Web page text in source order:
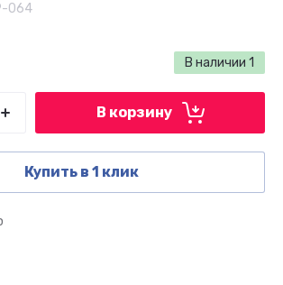
064
В наличии 1
В корзину
Купить в 1 клик